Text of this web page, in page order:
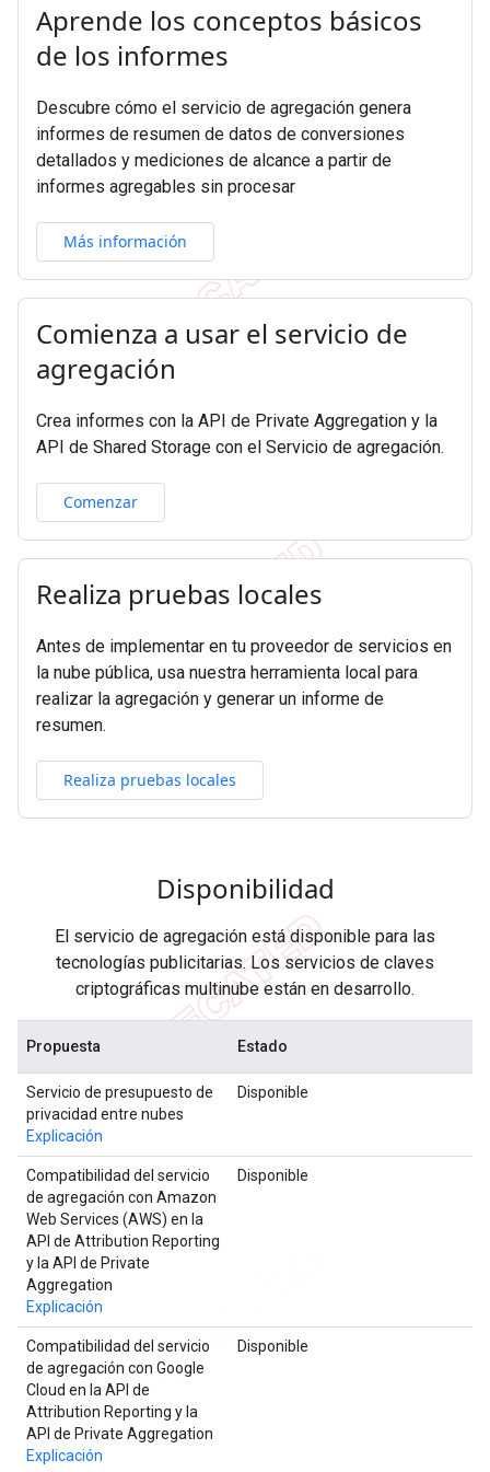
Aprende los conceptos básicos
de los informes
Descubre cómo el servicio de agregación genera
informes de resumen de datos de conversiones
detallados y mediciones de alcance a partir de
informes agregables sin procesar
Más información
Comienza a usar el servicio de
agregación
Crea informes con la API de Private Aggregation y la
API de Shared Storage con el Servicio de agregación.
Comenzar
Realiza pruebas locales
Antes de implementar en tu proveedor de servicios en
la nube pública, usa nuestra herramienta local para
realizar la agregación y generar un informe de
resumen.
Realiza pruebas locales
Disponibilidad
El servicio de agregación está disponible para las
tecnologías publicitarias. Los servicios de claves
criptográficas multinube están en desarrollo.
Propuesta Estado
Servicio de presupuesto de
privacidad entre nubes
Explicación
Disponible
Compatibilidad del servicio
de agregación con Amazon
Web Services (AWS) en la
API de Attribution Reporting
y la API de Private
Aggregation
Explicación
Disponible
Compatibilidad del servicio
de agregación con Google
Cloud en la API de
Attribution Reporting y la
API de Private Aggregation
Explicación
Disponible